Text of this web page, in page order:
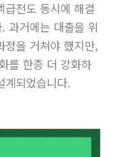
급전도 동시에 해결
과거에는 대출을 위
정을 거쳐야 했지만,
를 한층 더 강화하
계되었습니다.